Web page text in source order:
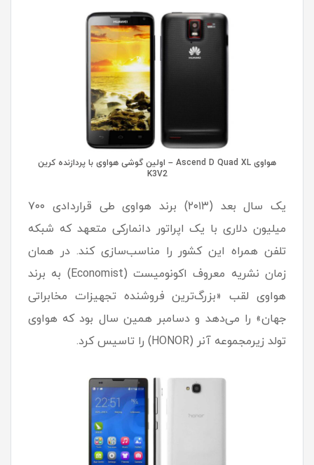
هواوی Ascend D Quad XL – اولین گوشی هواوی با پردازنده کرین
K3V2
یک سال بعد (۲۰۱۳) برند هواوی طی قراردادی ۷۰۰
میلیون دلاری با یک اپراتور دانمارکی متعهد که شبکه
تلفن همراه این کشور را مناسب‌سازی کند. در همان
زمان نشریه معروف اکونومیست (Economist) به برند
هواوی لقب «بزرگ‌ترین فروشنده تجهیزات مخابراتی
جهان» را می‌دهد و دسامبر همین سال بود که هواوی
تولد زیرمجموعه آنر (HONOR) را تاسیس کرد.